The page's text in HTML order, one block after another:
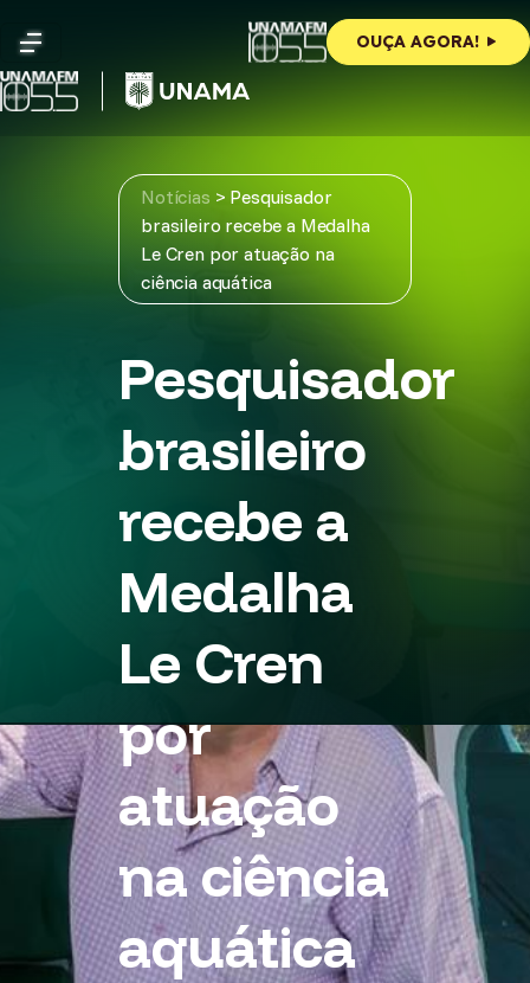
content
OUÇA AGORA!
Notícias > Pesquisador
brasileiro recebe a Medalha
Le Cren por atuação na
ciência aquática
Pesquisador
brasileiro
recebe a
Medalha
Le Cren
por
atuação
na ciência
aquática